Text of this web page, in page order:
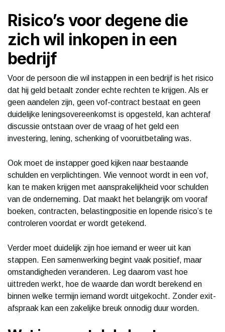
Risico’s voor degene die
zich wil inkopen in een
bedrijf
Voor de persoon die wil instappen in een bedrijf is het risico
dat hij geld betaalt zonder echte rechten te krijgen. Als er
geen aandelen zijn, geen vof-contract bestaat en geen
duidelijke leningsovereenkomst is opgesteld, kan achteraf
discussie ontstaan over de vraag of het geld een
investering, lening, schenking of vooruitbetaling was.
Ook moet de instapper goed kijken naar bestaande
schulden en verplichtingen. Wie vennoot wordt in een vof,
kan te maken krijgen met aansprakelijkheid voor schulden
van de onderneming. Dat maakt het belangrijk om vooraf
boeken, contracten, belastingpositie en lopende risico’s te
controleren voordat er wordt getekend.
Verder moet duidelijk zijn hoe iemand er weer uit kan
stappen. Een samenwerking begint vaak positief, maar
omstandigheden veranderen. Leg daarom vast hoe
uittreden werkt, hoe de waarde dan wordt berekend en
binnen welke termijn iemand wordt uitgekocht. Zonder exit-
afspraak kan een zakelijke breuk onnodig duur worden.